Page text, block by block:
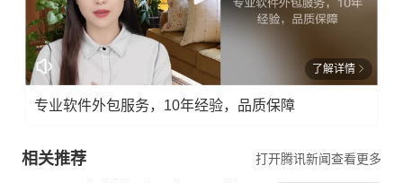
了解详情
专业软件外包服务，10年经验，品质保障
相关推荐 打开腾讯新闻查看更多